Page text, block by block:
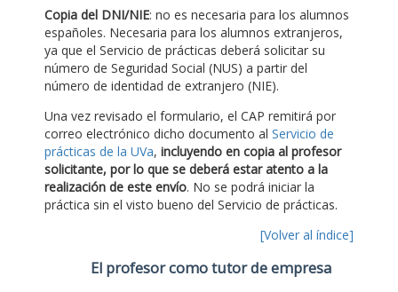
Copia del DNI/NIE: no es necesaria para los alumnos
españoles. Necesaria para los alumnos extranjeros,
ya que el Servicio de prácticas deberá solicitar su
número de Seguridad Social (NUS) a partir del
número de identidad de extranjero (NIE).
Una vez revisado el formulario, el CAP remitirá por
correo electrónico dicho documento al Servicio de
prácticas de la UVa, incluyendo en copia al profesor
solicitante, por lo que se deberá estar atento a la
realización de este envío. No se podrá iniciar la
práctica sin el visto bueno del Servicio de prácticas.
[Volver al índice]
El profesor como tutor de empresa